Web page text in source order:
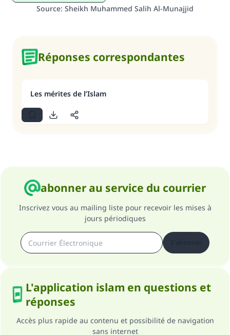
Source: Sheikh Muhammed Salih Al-Munajjid
Réponses correspondantes
Les mérites de l’Islam
abonner au service du courrier
Inscrivez vous au mailing liste pour recevoir les mises à
jours périodiques
L'application islam en questions et
réponses
Accès plus rapide au contenu et possibilité de navigation
sans internet